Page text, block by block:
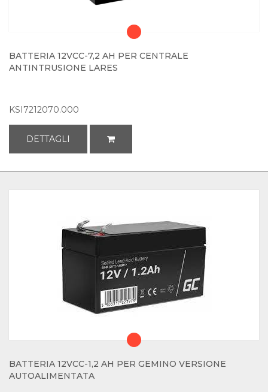
BATTERIA 12VCC-7,2 AH PER CENTRALE
ANTINTRUSIONE LARES
KSI7212070.000
DETTAGLI
BATTERIA 12VCC-1,2 AH PER GEMINO VERSIONE
AUTOALIMENTATA